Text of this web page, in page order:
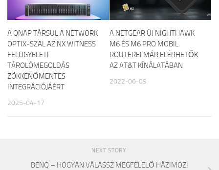
A QNAP TÁRSUL A NETWORK
OPTIX-SZAL AZ NX WITNESS
FELÜGYELETI
TÁROLÓMEGOLDÁS
ZÖKKENŐMENTES
INTEGRÁCIÓJÁÉRT
2025-04-17
A NETGEAR ÚJ NIGHTHAWK
M6 ÉS M6 PRO MOBIL
ROUTEREI MÁR ELÉRHETŐK
AZ AT&T KÍNÁLATÁBAN
2022-06-09
NEXT STORY
BENQ – HOGYAN VÁLASSZ MEGFELELŐ HÁZIMOZI